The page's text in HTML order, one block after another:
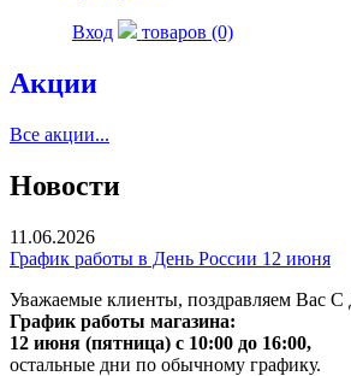
Вход товаров (0)
Акции
Все акции...
Новости
11.06.2026
График работы в День России 12 июня
Уважаемые клиенты, поздравляем Вас
График работы магазина:
12 июня (пятница) с 10:00 до 16:00,
остальные дни по обычному графику.